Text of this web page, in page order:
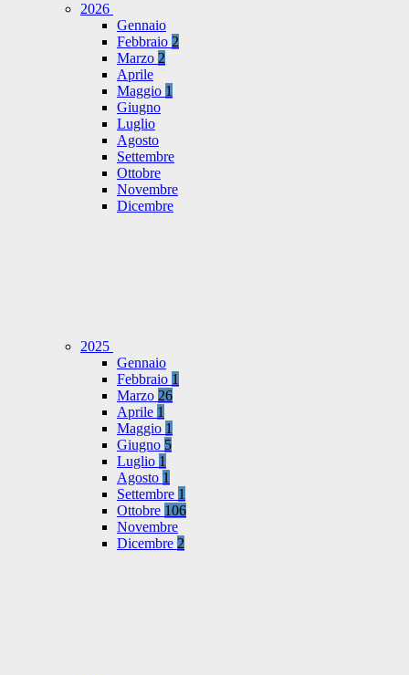
2026
Gennaio
Febbraio 2
Marzo 2
Aprile
Maggio 1
Giugno
Luglio
Agosto
Settembre
Ottobre
Novembre
Dicembre
2025
Gennaio
Febbraio 1
Marzo 26
Aprile 1
Maggio 1
Giugno 5
Luglio 1
Agosto 1
Settembre 1
Ottobre 106
Novembre
Dicembre 2